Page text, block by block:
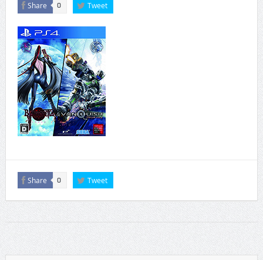
Share 0 Tweet
Share 0 Tweet